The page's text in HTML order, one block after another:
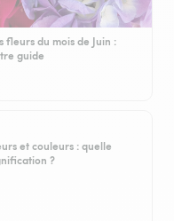
fleurs du mois de Juin :
guide
et couleurs : quelle
?